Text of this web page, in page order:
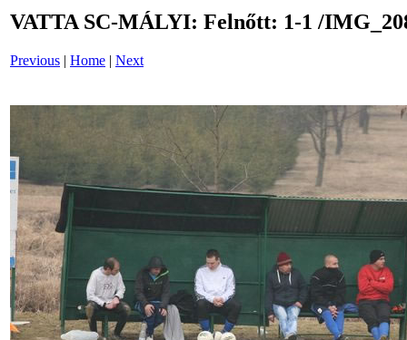
VATTA SC-MÁLYI: Felnőtt: 1-1 /
Previous | Home | Next